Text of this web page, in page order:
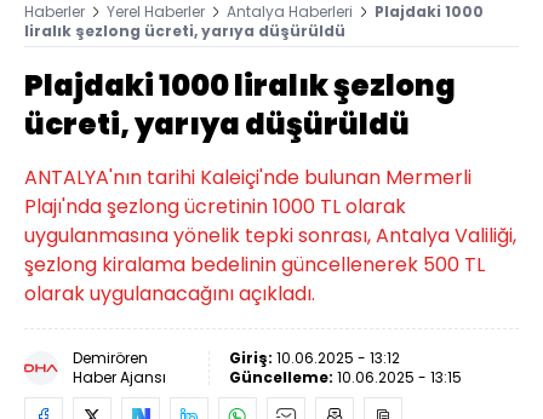
Haberler Yerel Haberler Antalya Haberleri
Plajdaki 1000
liralık şezlong ücreti, yarıya düşürüldü
Plajdaki 1000 liralık şezlong
ücreti, yarıya düşürüldü
ANTALYA'nın tarihi Kaleiçi'nde bulunan Mermerli
Plajı'nda şezlong ücretinin 1000 TL olarak
uygulanmasına yönelik tepki sonrası, Antalya Valiliği,
şezlong kiralama bedelinin güncellenerek 500 TL
olarak uygulanacağını açıkladı.
Demirören
Haber Ajansı
Giriş: 10.06.2025 - 13:12
Güncelleme: 10.06.2025 - 13:15